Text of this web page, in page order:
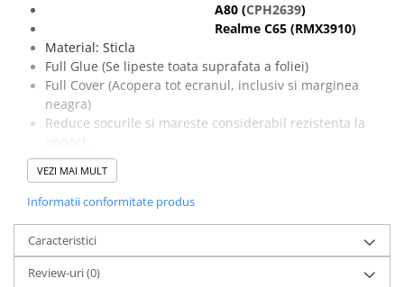
Samsung
Huawei / Honor
Motorola
Oppo / Realme
Xiaomi
Baterii Externe / Powerbank
Casti / Headset
Componente Reconditionare Ecran
Sticla / Geam
Iphone
Samsung
A80 (CPH2639)
Realme C65 (RMX3910)
Material: Sticla
Full Glue (Se lipeste toata suprafata a foliei)
Full Cover (Acopera tot ecranul, inclusiv si marginea
neagra)
Reduce socurile si mareste considerabil rezistenta la
Pastreaza culorile originale.
Protejeaza ecranul impotriva zgarieturilor.
Nu prezinta probleme de compatibilitate cu
Pachetul contine o folie de protectie, un servetel umed
cu Alcool izopropilic si un servetel din microfibre
pentru curatarea ecranului.
VEZI MAI MULT
Informatii conformitate produs
Caracteristici
Review-uri(0)